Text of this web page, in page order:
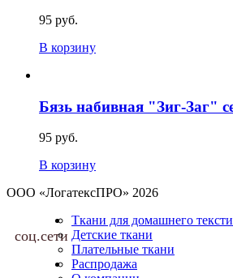
95 руб.
В корзину
Бязь набивная "Зиг-Заг"
95 руб.
В корзину
ООО «ЛогатексПРО» 2026
соц.сети
Ткани для домашнего
Детские ткани
Плательные ткани
Распродажа